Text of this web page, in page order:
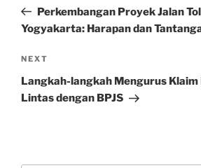
PostPerkembangan Proyek Jalan
Yogyakarta: Harapan dan
Next
Post
NEXT
Langkah-langkah Mengurus Klaim
Lintas dengan BPJS